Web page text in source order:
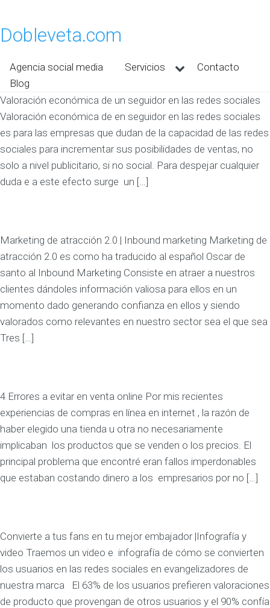
Dobleveta.com
Agencia social media Servicios
Contacto
Blog
Valoración económica de un seguidor en las redes sociales
Valoración económica de en seguidor en las redes sociales
es para las empresas que dudan de la capacidad de las redes
sociales para incrementar sus posibilidades de ventas, no
solo a nivel publicitario, si no social. Para despejar cualquier
duda e a este efecto surge un […]
Marketing de atracción 2.0 | Inbound marketing Marketing de
atracción 2.0 es como ha traducido al español Oscar de
santo al Inbound Marketing Consiste en atraer a nuestros
clientes dándoles información valiosa para ellos en un
momento dado generando confianza en ellos y siendo
valorados como relevantes en nuestro sector sea el que sea
Tres […]
4 Errores a evitar en venta online Por mis recientes
experiencias de compras en línea en internet , la razón de
haber elegido una tienda u otra no necesariamente
implicaban los productos que se venden o los precios. El
principal problema que encontré eran fallos imperdonables
que estaban costando dinero a los empresarios por no […]
Convierte a tus fans en tu mejor embajador |Infografía y
video Traemos un video e infografía de cómo se convierten
los usuarios en las redes sociales en evangelizadores de
nuestra marca El 63% de los usuarios prefieren valoraciones
de producto que provengan de otros usuarios y el 90% confía